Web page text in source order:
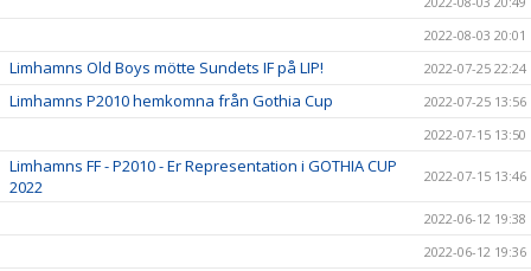
2022-08-03 20:01
Limhamns Old Boys mötte Sundets IF på LIP! 2022-07-25 22:24
Limhamns P2010 hemkomna från Gothia Cup
2022-07-25 13:56
2022-07-15 13:50
Limhamns FF - P2010 - Er Representation i GOTHIA CUP
2022
2022-07-15 13:46
2022-06-12 19:38
2022-06-12 19:36